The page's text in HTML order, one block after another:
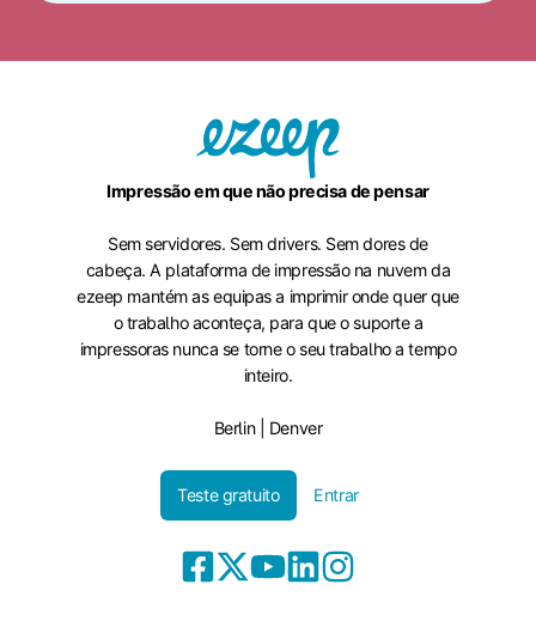
Impressão em que não precisa de pensar
Sem servidores. Sem drivers. Sem dores de
cabeça. A plataforma de impressão na nuvem da
ezeep mantém as equipas a imprimir onde quer que
o trabalho aconteça, para que o suporte a
impressoras nunca se torne o seu trabalho a tempo
inteiro.
Berlin | Denver
Teste gratuito Entrar